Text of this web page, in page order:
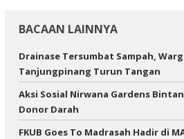
BACAAN LAINNYA
Drainase Tersumbat Sampah,
Tanjungpinang Turun Tangan
Aksi Sosial Nirwana Gardens
Donor Darah
FKUB Goes To Madrasah Hadir di